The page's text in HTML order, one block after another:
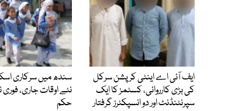
ایف آئی اے اینٹی کرپشن سرکل
کی بڑی کارروائی، کسٹمز کا ایک
سپرنٹنڈنٹ اور دو انسپکٹرز گرفتار
سندھ میں سرکاری
نئے اوقات جاری، فوری
حکم